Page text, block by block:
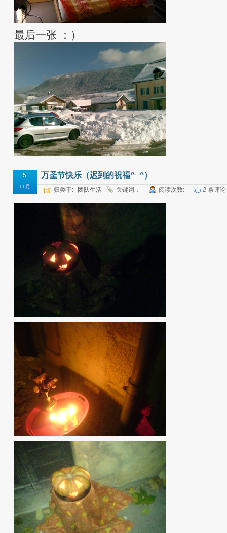
最后一张 ：）
5
11月
万圣节快乐（迟到的祝福^_^）
归类于: 团队生活 关键词： 阅读次数: 2 条评论